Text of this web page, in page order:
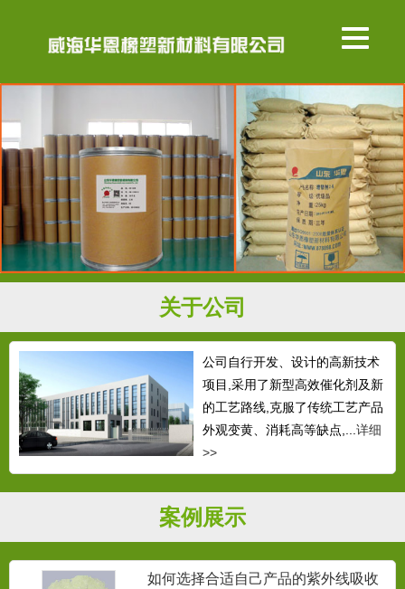
关于公司
公司自行开发、设计的高新技术
项目,采用了新型高效催化剂及新
的工艺路线,克服了传统工艺产品
外观变黄、消耗高等缺点,...详细
>>
案例展示
如何选择合适自己产品的紫外线吸收